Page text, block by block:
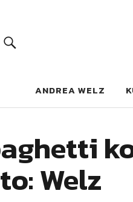
ANDREA WELZ
Welz